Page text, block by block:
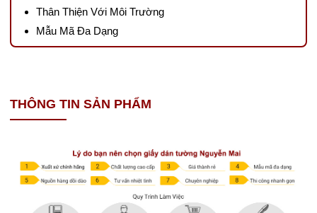
Thân Thiện Với Môi Trường
Mẫu Mã Đa Dạng
THÔNG TIN SẢN PHẨM